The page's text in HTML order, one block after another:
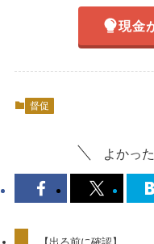
現金
督促
よかっ